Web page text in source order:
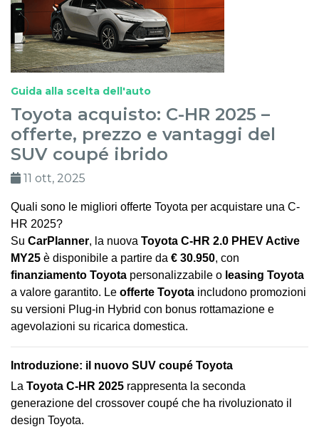
Guida alla scelta dell'auto
Toyota acquisto: C-HR 2025 –
offerte, prezzo e vantaggi del
SUV coupé ibrido
11 ott, 2025
Quali sono le migliori offerte Toyota per acquistare una C-
HR 2025?
Su CarPlanner, la nuova Toyota C-HR 2.0 PHEV Active
MY25 è disponibile a partire da € 30.950, con
finanziamento Toyota personalizzabile o leasing Toyota
a valore garantito. Le offerte Toyota includono promozioni
su versioni Plug-in Hybrid con bonus rottamazione e
agevolazioni su ricarica domestica.
Introduzione: il nuovo SUV coupé Toyota
La Toyota C-HR 2025 rappresenta la seconda
generazione del crossover coupé che ha rivoluzionato il
design Toyota.